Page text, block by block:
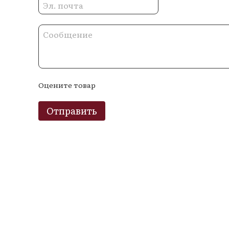
Оцените товар
Отправить